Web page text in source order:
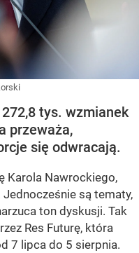
tys. wzmianek
przeważa,
się odwracają.
Karola Nawrockiego,
są tematy,
ton dyskusji. Tak
Res Futurę, która
7 lipca do 5 sierpnia.